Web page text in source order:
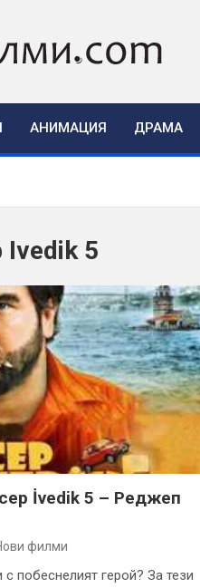
АНИМАЦИЯ ДРАМА
Ivedik 5
İvedik 5 – Реджеп
филми
побеснелият герой? За тези